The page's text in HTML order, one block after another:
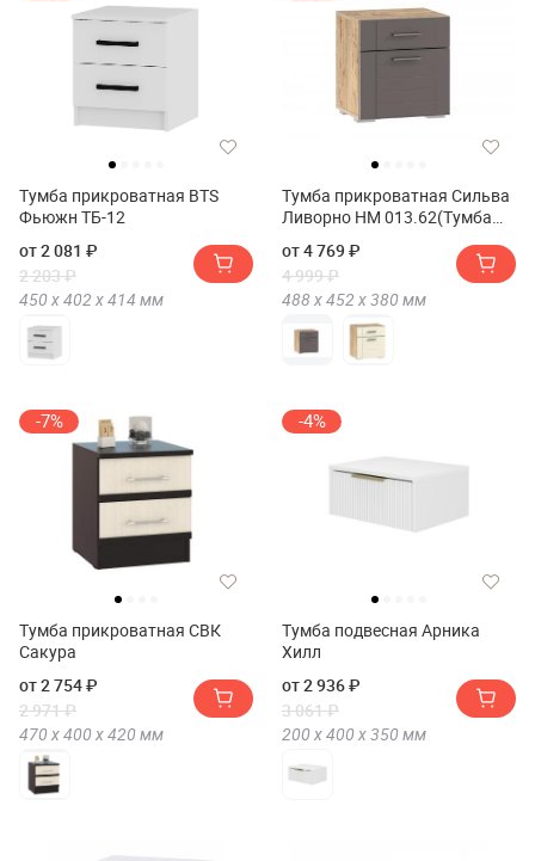
Тумба прикроватная BTS
Фьюжн ТБ-12
от 2 081 ₽
2 203 ₽
450 х402 х414 мм
Тумба прикроватная Сильва
Ливорно НМ 013.62(Тумба
Livorno НМ 013.62)
от 4 769 ₽
4 999 ₽
488 х452 х380 мм
-7%
Тумба прикроватная СВК
Сакура
от 2 754 ₽
2 971 ₽
470 х400 х420 мм
-4%
Тумба подвесная Арника
Хилл
от 2 936 ₽
3 061 ₽
200 х400 х350 мм